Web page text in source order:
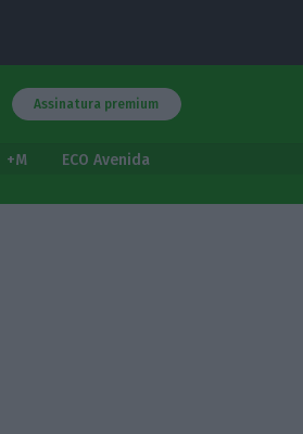
Assinatura premium
+M
ECO Avenida